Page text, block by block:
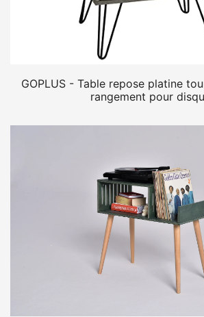
GOPLUS - Table repose platine
rangement pour